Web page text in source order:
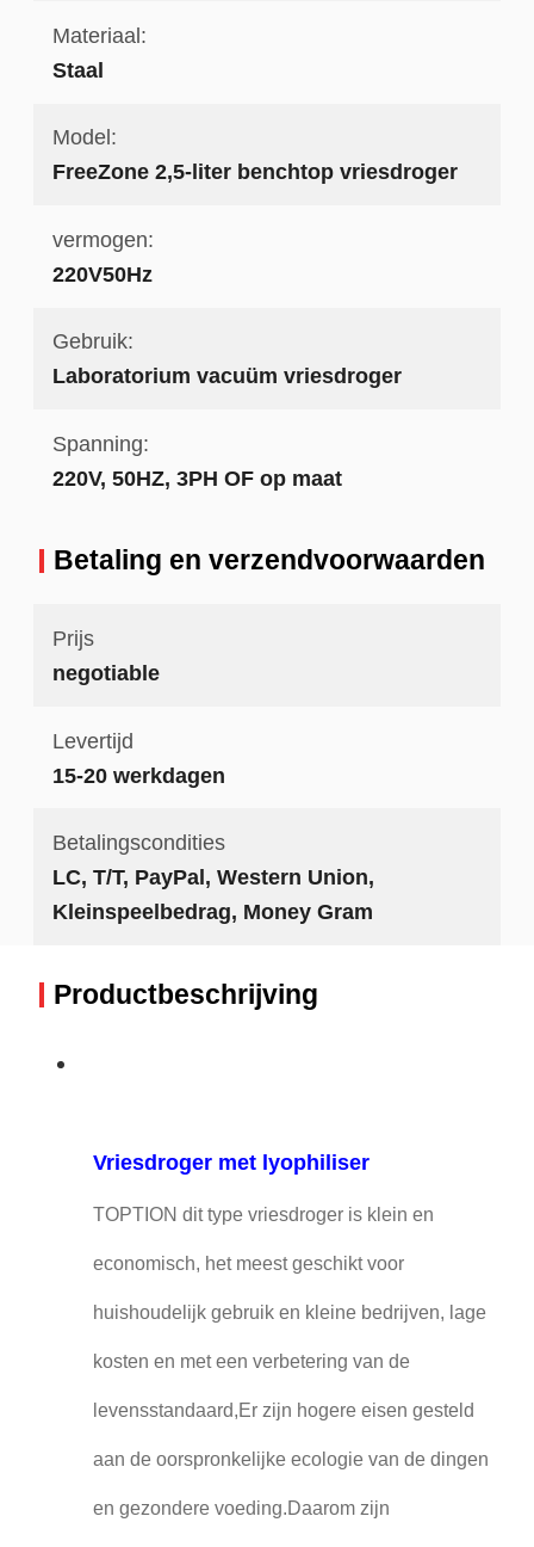
Materiaal:
Staal
Model:
FreeZone 2,5-liter benchtop vriesdroger
vermogen:
220V50Hz
Gebruik:
Laboratorium vacuüm vriesdroger
Spanning:
220V, 50HZ, 3PH OF op maat
Betaling en verzendvoorwaarden
Prijs
negotiable
Levertijd
15-20 werkdagen
Betalingscondities
LC, T/T, PayPal, Western Union,
Kleinspeelbedrag, Money Gram
Productbeschrijving
Vriesdroger met lyophiliser
TOPTION dit type vriesdroger is klein en
economisch, het meest geschikt voor
huishoudelijk gebruik en kleine bedrijven, lage
kosten en met een verbetering van de
levensstandaard,Er zijn hogere eisen gesteld
aan de oorspronkelijke ecologie van de dingen
en gezondere voeding.Daarom zijn